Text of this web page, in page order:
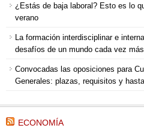
¿Estás de baja laboral? Esto es lo
verano
La formación interdisciplinar e
desafíos de un mundo cada vez
Convocadas las oposiciones para
Generales: plazas, requisitos y
ECONOMÍA